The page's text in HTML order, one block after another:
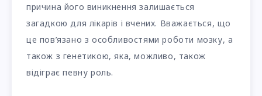
причина його виникнення залишається
загадкою для лікарів і вчених. Вважається, що
це пов’язано з особливостями роботи мозку, а
також з генетикою, яка, можливо, також
відіграє певну роль.